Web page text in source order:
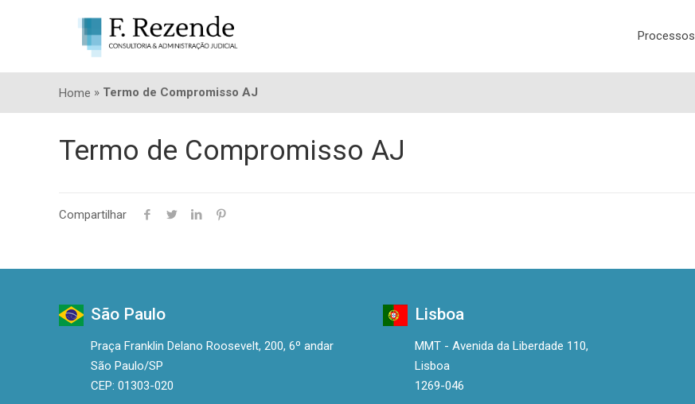
Processos
Home » Termo de Compromisso AJ
Termo de Compromisso AJ
Compartilhar
São Paulo
Praça Franklin Delano Roosevelt, 200, 6º andar
São Paulo/SP
CEP: 01303-020
Lisboa
MMT - Avenida da Liberdade 110,
Lisboa
1269-046